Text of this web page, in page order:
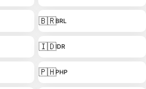
🇧🇷BRL
🇮🇩IDR
🇵🇭PHP